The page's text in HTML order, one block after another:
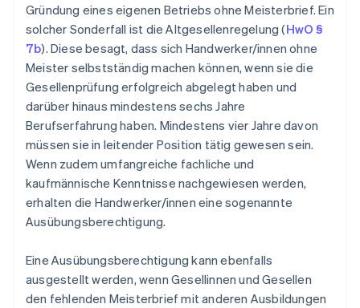
Gründung eines eigenen Betriebs ohne Meisterbrief. Ein
solcher Sonderfall ist die Altgesellenregelung (HwO §
7b). Diese besagt, dass sich Handwerker/innen ohne
Meister selbstständig machen können, wenn sie die
Gesellenprüfung erfolgreich abgelegt haben und
darüber hinaus mindestens sechs Jahre
Berufserfahrung haben. Mindestens vier Jahre davon
müssen sie in leitender Position tätig gewesen sein.
Wenn zudem umfangreiche fachliche und
kaufmännische Kenntnisse nachgewiesen werden,
erhalten die Handwerker/innen eine sogenannte
Ausübungsberechtigung.
Eine Ausübungsberechtigung kann ebenfalls
ausgestellt werden, wenn Gesellinnen und Gesellen
den fehlenden Meisterbrief mit anderen Ausbildungen